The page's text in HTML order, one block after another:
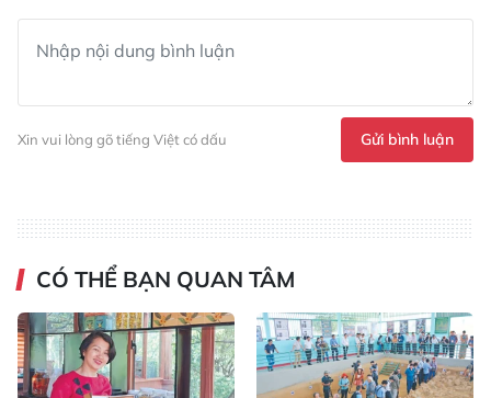
Xin vui lòng gõ tiếng Việt có dấu Gửi bình luận
CÓ THỂ BẠN QUAN TÂM